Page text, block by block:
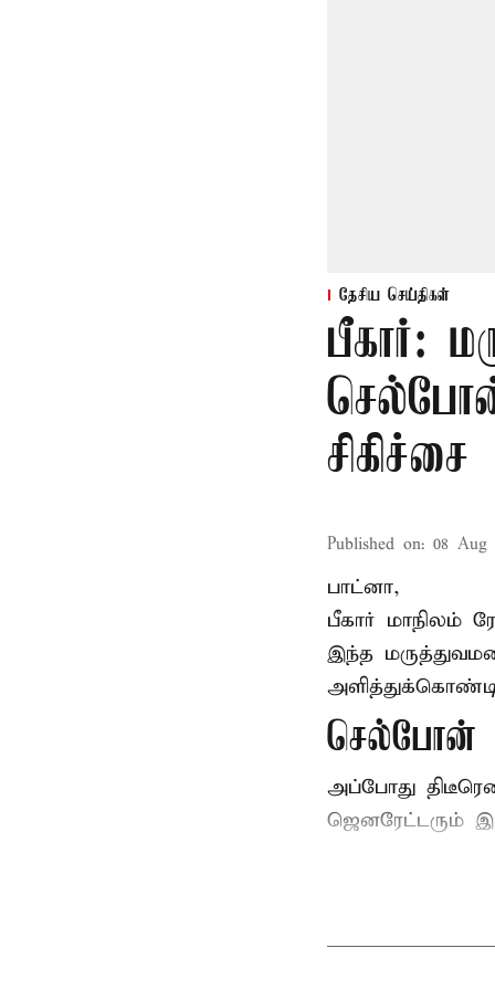
தேசிய செய்திகள்
பீகார்:
சிகிச்சை
Published on: 08 Aug
பாட்னா,
பீகார் மாநிலம்
இந்த
செல்போன்
அப்போது
ஜெனரேட்டரும்